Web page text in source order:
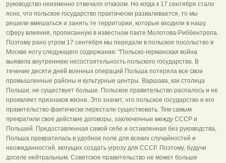
руководство неизменно отвечало отказом. Но когда к 17 сентября стало
ясно, что польское государство практически разваливается, то мы
решили вмешаться и занять те территории, которые входили в нашу
сферу влияния, прописанную в известном пакте Молотова-Риббентропа.
Поэтому рано утром 17 сентября мы передали в польское посольство в
Москве ноту следующего содержания: "Польско-германская война
выявила внутреннюю несостоятельность польского государства. В
течение десяти дней военных операций Польша потеряла все свои
промышленные районы и культурные центры. Варшава, как столица
Польши, не существует больше. Польское правительство распалось и не
проявляет признаков жизни. Это значит, что польское государство и его
правительство фактически перестали существовать. Тем самым
прекратили своё действие договоры, заключенные между СССР и
Польшей. Предоставленная самой себе и оставленная без руководства,
Польша превратилась в удобное поле для всяких случайностей и
неожиданностей, могущих создать угрозу для СССР. Поэтому, будучи
доселе нейтральным, Советское правительство не может больше